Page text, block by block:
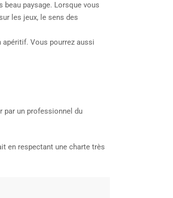
beau paysage. Lorsque vous
les jeux, le sens des
apéritif. Vous pourrez aussi
par un professionnel du
en respectant une charte très